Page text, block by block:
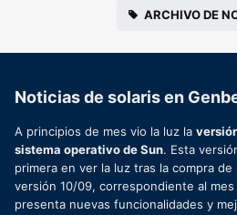
ARCHIVO DE
Noticias de solaris en
A principios de mes vio la luz la
sistema operativo de Sun. Esta
primera en ver la luz tras la compra
versión 10/09, correspondiente al
presenta nuevas funcionalidades y